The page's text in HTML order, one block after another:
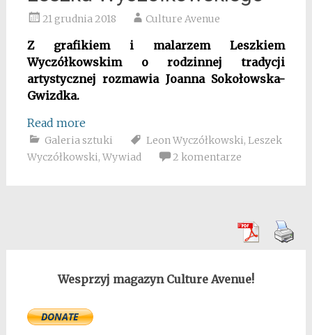
21 grudnia 2018 Culture Avenue
Z grafikiem i malarzem Leszkiem
Wyczółkowskim o rodzinnej tradycji
artystycznej rozmawia Joanna Sokołowska-
Gwizdka.
Read more
Galeria sztuki Leon Wyczółkowski, Leszek
Wyczółkowski, Wywiad 2 komentarze
Wesprzyj magazyn Culture Avenue!